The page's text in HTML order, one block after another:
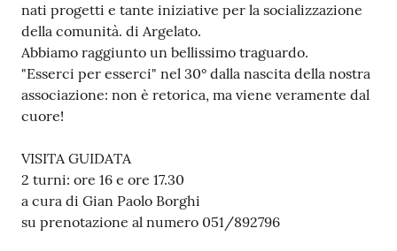
nati progetti e tante iniziative per la socializzazione
della comunità. di Argelato.
Abbiamo raggiunto un bellissimo traguardo.
"Esserci per esserci" nel 30° dalla nascita della nostra
associazione: non è retorica, ma viene veramente dal
cuore!
VISITA GUIDATA
2 turni: ore 16 e ore 17.30
a cura di Gian Paolo Borghi
su prenotazione al numero 051/892796